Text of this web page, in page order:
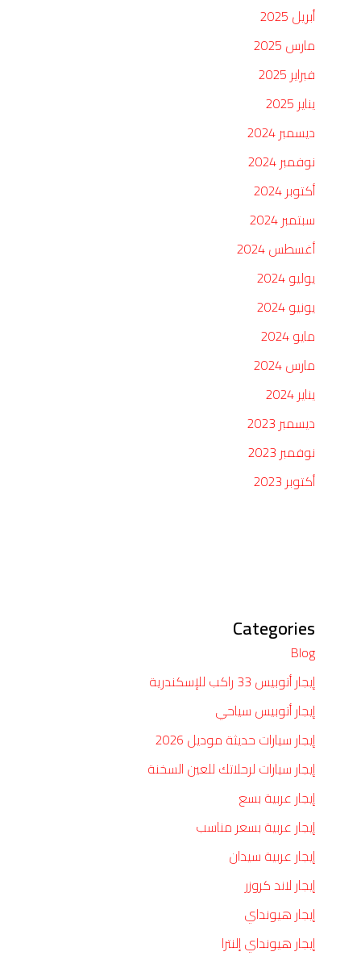
أبريل 2025
مارس 2025
فبراير 2025
يناير 2025
ديسمبر 2024
نوفمبر 2024
أكتوبر 2024
سبتمبر 2024
أغسطس 2024
يوليو 2024
يونيو 2024
مايو 2024
مارس 2024
يناير 2024
ديسمبر 2023
نوفمبر 2023
أكتوبر 2023
Categories
Blog
إيجار أتوبيس 33 راكب للإسكندرية
إيجار أتوبيس سياحي
إيجار سيارات حديثة موديل 2026
إيجار سيارات لرحلاتك للعين السخنة
إيجار عربية بسع
إيجار عربية بسعر مناسب
إيجار عربية سيدان
إيجار لاند كروزر
إيجار هيونداي
إيجار هيونداي إلنترا